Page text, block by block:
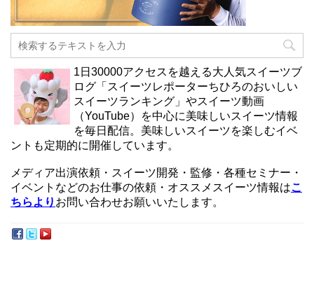
1日30000アクセスを越える大人気スイーツブ
ログ「スイーツレポーターちひろのおいしい
スイーツランキング」やスイーツ動画
（YouTube）を中心に美味しいスイーツ情報
を毎日配信。美味しいスイーツを楽しむイベ
ントも定期的に開催しています。
メディア出演依頼・スイーツ開発・監修・各種セミナー・
イベントなどのお仕事の依頼・オススメスイーツ情報はこ
ちらより お問い合わせお願いいたします。